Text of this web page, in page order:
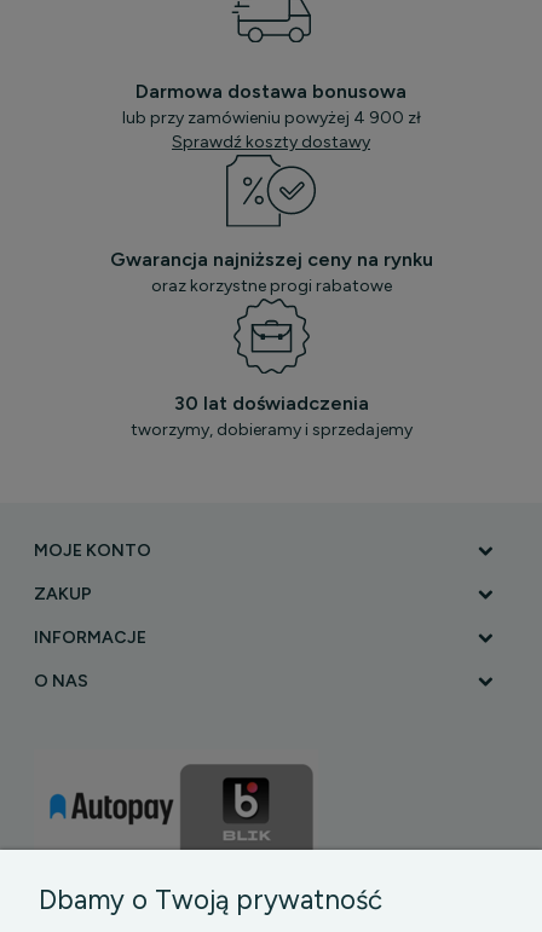
Darmowa dostawa bonusowa
lub przy zamówieniu powyżej 4 900 zł
Sprawdź koszty dostawy
Gwarancja najniższej ceny na rynku
oraz korzystne progi rabatowe
30 lat doświadczenia
tworzymy, dobieramy i sprzedajemy
MOJE KONTO
ZAKUP
INFORMACJE
O NAS
Dbamy o Twoją prywatność